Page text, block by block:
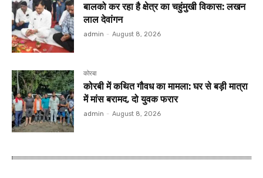
बालको कर रहा है क्षेत्र का चहुंमुखी विकास: लखन
लाल देवांगन
admin - August 8, 2026
कोरबा
कोरबी में कथित गौवध का मामला: घर से बड़ी मात्रा
में मांस बरामद, दो युवक फरार
admin - August 8, 2026